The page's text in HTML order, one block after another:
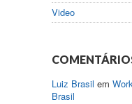
Video
Luiz Brasil em
Brasil